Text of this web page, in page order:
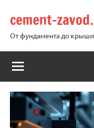
содержимому
cement-
От фундамента до крыши